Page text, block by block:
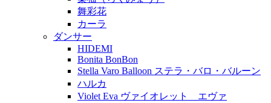
舞彩花
カーラ
ダンサー
HIDEMI
Bonita BonBon
Stella Varo Balloon ステラ・バロ・バルーン
ハルカ
Violet Eva ヴァイオレット エヴァ